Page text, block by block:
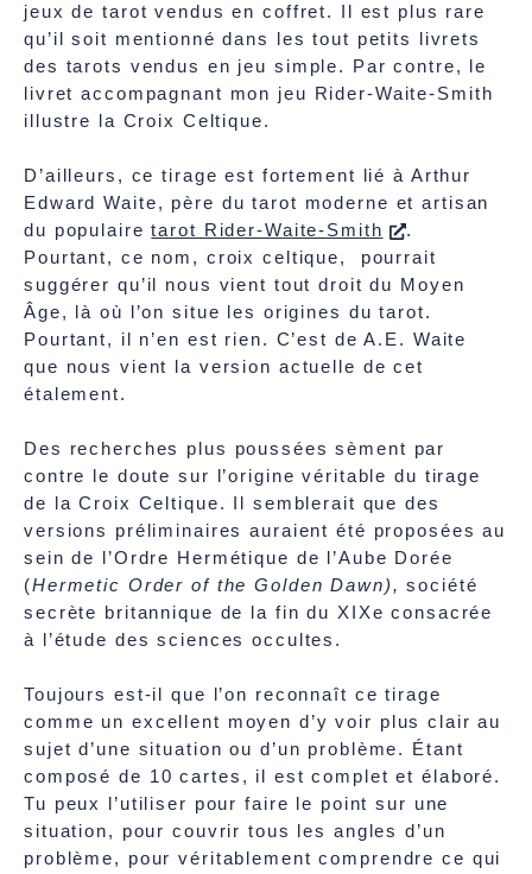
jeux de tarot vendus en coffret. Il est plus rare
qu’il soit mentionné dans les tout petits livrets
des tarots vendus en jeu simple. Par contre, le
livret accompagnant mon jeu Rider-Waite-Smith
illustre la Croix Celtique.
D’ailleurs, ce tirage est fortement lié à Arthur
Edward Waite, père du tarot moderne et artisan
du populairetarot Rider-Waite-Smith
.
Pourtant, ce nom, croix celtique, pourrait
suggérer qu’il nous vient tout droit du Moyen
Âge, là où l’on situe les origines du tarot.
Pourtant, il n’en est rien. C’est de A.E. Waite
que nous vient la version actuelle de cet
étalement.
Des recherches plus poussées sèment par
contre le doute sur l’origine véritable du tirage
de la Croix Celtique. Il semblerait que des
versions préliminaires auraient été proposées au
sein de l’Ordre Hermétique de l’Aube Dorée
(Hermetic Order of the Golden Dawn),société
secrète britannique de la fin du XIXe consacrée
à l’étude des sciences occultes.
Toujours est-il que l’on reconnaît ce tirage
comme un excellent moyen d’y voir plus clair au
sujet d’une situation ou d’un problème. Étant
composé de 10 cartes, il est complet et élaboré.
Tu peux l’utiliser pour faire le point sur une
situation, pour couvrir tous les angles d’un
problème, pour véritablement comprendre ce qui